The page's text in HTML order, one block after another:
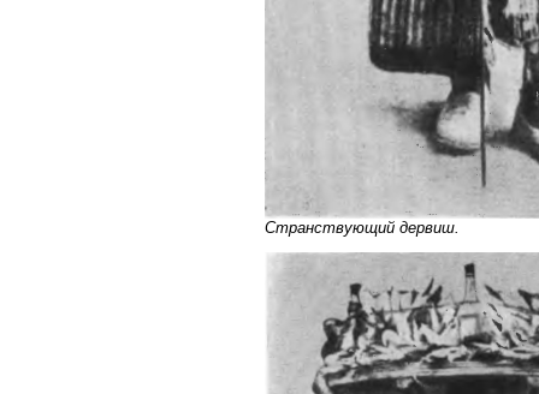
Странствующий дервиш.